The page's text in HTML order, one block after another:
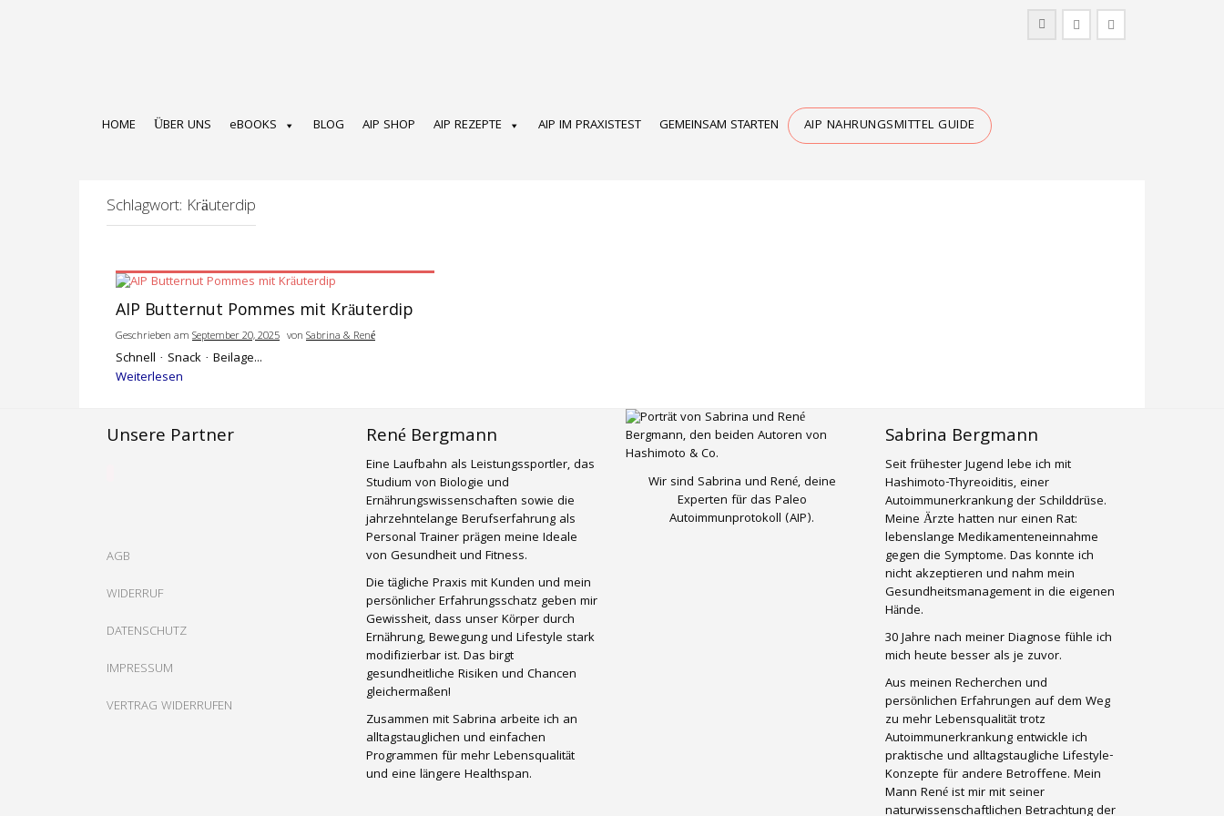
HOME ÜBER UNS eBOOKS BLOG AIP SHOP AIP REZEPTE AIP IM PRAXISTEST GEMEINSAM STARTEN AIP NAHRUNGSMITTEL GUIDE
Schlagwort: Kräuterdip
AIP Butternut Pommes mit Kräuterdip
Geschrieben am September 20, 2025 von Sabrina & René
Schnell · Snack · Beilage...
Weiterlesen
Unsere Partner
AGB
WIDERRUF
DATENSCHUTZ
IMPRESSUM
VERTRAG WIDERRUFEN
René Bergmann
Eine Laufbahn als Leistungssportler, das
Studium von Biologie und
Ernährungswissenschaften sowie die
jahrzehntelange Berufserfahrung als
Personal Trainer prägen meine Ideale
von Gesundheit und Fitness.
Die tägliche Praxis mit Kunden und mein
persönlicher Erfahrungsschatz geben mir
Gewissheit, dass unser Körper durch
Ernährung, Bewegung und Lifestyle stark
modifizierbar ist. Das birgt
gesundheitliche Risiken und Chancen
gleichermaßen!
Zusammen mit Sabrina arbeite ich an
alltagstauglichen und einfachen
Programmen für mehr Lebensqualität
und eine längere Healthspan.
Wir sind Sabrina und René, deine
Experten für das Paleo
Autoimmunprotokoll (AIP).
Sabrina Bergmann
Seit frühester Jugend lebe ich mit
Hashimoto-Thyreoiditis, einer
Autoimmunerkrankung der Schilddrüse.
Meine Ärzte hatten nur einen Rat:
lebenslange Medikamenteneinnahme
gegen die Symptome. Das konnte ich
nicht akzeptieren und nahm mein
Gesundheitsmanagement in die eigenen
Hände.
30 Jahre nach meiner Diagnose fühle ich
mich heute besser als je zuvor.
Aus meinen Recherchen und
persönlichen Erfahrungen auf dem Weg
zu mehr Lebensqualität trotz
Autoimmunerkrankung entwickle ich
praktische und alltagstaugliche Lifestyle-
Konzepte für andere Betroffene. Mein
Mann René ist mir mit seiner
naturwissenschaftlichen Betrachtung der